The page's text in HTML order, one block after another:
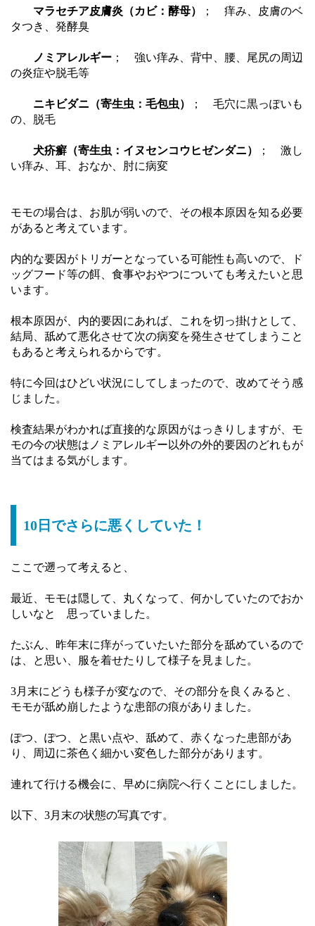
マラセチア皮膚炎（カビ：酵母）
； 痒み、皮膚のベ
タつき、発酵臭
ノミアレルギー ； 強い痒み、背中、腰、尾尻の周辺
の炎症や脱毛等
ニキビダニ（寄生虫：毛包虫）
； 毛穴に黒っぽいも
の、脱毛
犬疥癬（寄生虫：イヌセンコウヒゼンダニ）
； 激し
い痒み、耳、おなか、肘に病変
モモの場合は、お肌が弱いので、その根本原因を知る必要
があると考えています。
内的な要因がトリガーとなっている可能性も高いので、ド
ッグフード等の餌、食事やおやつについても考えたいと思
います。
根本原因が、内的要因にあれば、これを切っ掛けとして、
結局、舐めて悪化させて次の病変を発生させてしまうこと
もあると考えられるからです。
特に今回はひどい状況にしてしまったので、改めてそう感
じました。
検査結果がわかれば直接的な原因がはっきりしますが、モ
モの今の状態はノミアレルギー以外の外的要因のどれもが
当てはまる気がします。
10日でさらに悪くしていた！
ここで遡って考えると、
最近、モモは隠して、丸くなって、何かしていたのでおか
しいなと 思っていました。
たぶん、昨年末に痒がっていたいた部分を舐めているので
は、と思い、服を着せたりして様子を見ました。
3月末にどうも様子が変なので、その部分を良くみると、
モモが舐め崩したような患部の痕がありました。
ぽつ、ぽつ、と黒い点や、舐めて、赤くなった患部があ
り、周辺に茶色く細かい変色した部分があります。
連れて行ける機会に、早めに病院へ行くことにしました。
以下、3月末の状態の写真です。